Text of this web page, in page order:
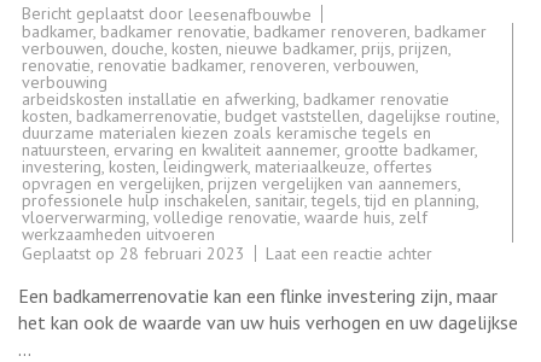
Bericht geplaatst door leesenafbouwbe
badkamer, badkamer renovatie, badkamer renoveren, badkamer
verbouwen, douche, kosten, nieuwe badkamer, prijs, prijzen,
renovatie, renovatie badkamer, renoveren, verbouwen,
verbouwing
arbeidskosten installatie en afwerking, badkamer renovatie
kosten, badkamerrenovatie, budget vaststellen, dagelijkse routine,
duurzame materialen kiezen zoals keramische tegels en
natuursteen, ervaring en kwaliteit aannemer, grootte badkamer,
investering, kosten, leidingwerk, materiaalkeuze, offertes
opvragen en vergelijken,prijzen vergelijken van aannemers,
professionele hulp inschakelen, sanitair,tegels,tijd en planning,
vloerverwarming,volledige renovatie, waarde huis, zelf
werkzaamheden uitvoeren
Geplaatst op 28 februari 2023 Laat een reactie achterop
renovatie
kosten:
wat
zijn
Een badkamerrenovatie kan een flinke investering zijn, maar
het kan ook de waarde van uw huis verhogen en uw dagelijkse
…